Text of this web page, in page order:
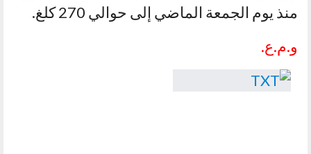
منذ يوم الجمعة الماضي إلى حوالي 270 كلغ.
و.م.ع.